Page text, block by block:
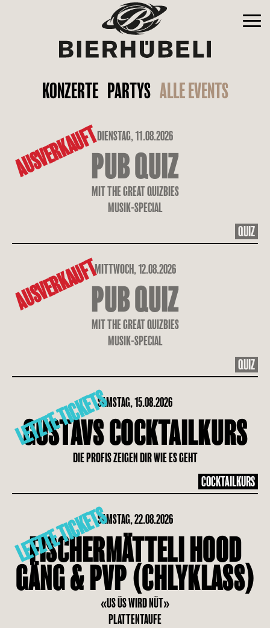
KONZERTE PARTYS ALLE EVENTS
DIENSTAG, 11.08.2026
AUSVERKAUFTPUB QUIZ
MIT THE GREAT QUIZBIES
MUSIK-SPECIAL
QUIZ
MITTWOCH, 12.08.2026
AUSVERKAUFTPUB QUIZ
MIT THE GREAT QUIZBIES
MUSIK-SPECIAL
QUIZ
SAMSTAG, 15.08.2026
LETZTE TICKETS
GUSTAVS COCKTAILKURS
DIE PROFIS ZEIGEN DIR WIE ES GEHT
COCKTAILKURS
SAMSTAG, 22.08.2026
LETZTE TICKETS
FISCHERMÄTTELI HOOD
GÄNG & PVP (CHLYKLASS)
«US ÜS WIRD NÜT»
PLATTENTAUFE